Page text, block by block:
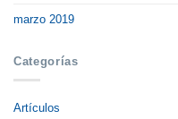
marzo 2019
Categorías
Artículos